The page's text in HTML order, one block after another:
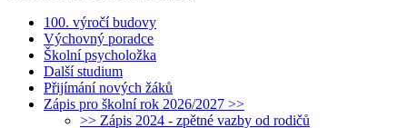
100. výročí budovy
Výchovný poradce
Školní psycholožka
Další studium
Přijímání nových žáků
Zápis pro školní rok 2026/2027 >>
>> Zápis 2024 - zpětné vazby od rodičů